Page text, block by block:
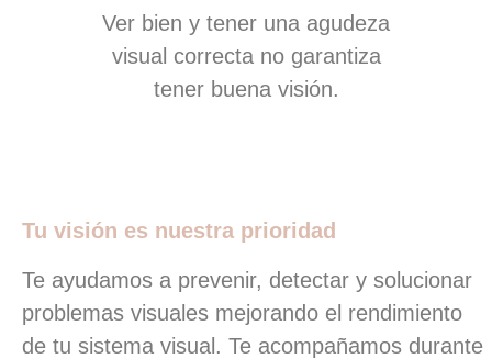
Ver bien y tener una agudeza
visual correcta no garantiza
tener buena visión.
Tu visión es nuestra prioridad
Te ayudamos a prevenir, detectar y solucionar
problemas visuales mejorando el rendimiento
de tu sistema visual. Te acompañamos durante